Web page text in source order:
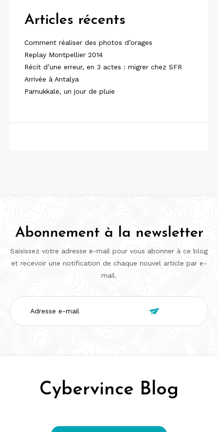
Articles récents
Comment réaliser des photos d’orages
Replay Montpellier 2014
Récit d’une erreur, en 3 actes : migrer chez SFR
Arrivée à Antalya
Pamukkale, un jour de pluie
Abonnement à la newsletter
Saisissez votre adresse e-mail pour vous abonner à ce blog
et recevoir une notification de chaque nouvel article par e-
mail.
Adresse
e-
mail

Cybervince Blog